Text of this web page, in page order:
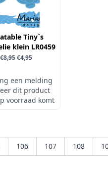
Tiny`s
klein LR0459
€8,95€4,95
een melding
dit product
voorraad komt
106 107 108